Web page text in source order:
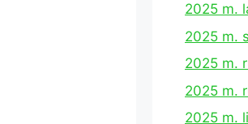
2025 m.
2025 m.
2025 m.
2025 m.
2025 m.